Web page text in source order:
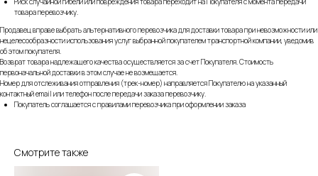
товара перевозчику.
Продавец вправе выбрать альтернативного перевозчика для доставки товара при невозможности или
нецелесообразности использования услуг выбранной покупателем транспортной компании, уведомив
об этом покупателя.
Возврат товара надлежащего качества осуществляется за счет Покупателя. Стоимость
первоначальной доставки в этом случае не возмещается.
Номер для отслеживания отправления (трек-номер) направляется Покупателю на указанный
контактный email или телефон после передачи заказа перевозчику.
Покупатель соглашается с правилами перевозчика при оформлении заказа
Смотрите также